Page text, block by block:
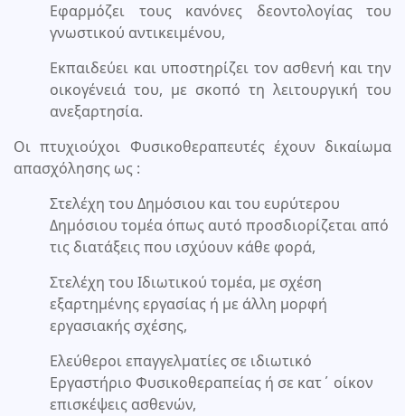
Εφαρμόζει τους κανόνες δεοντολογίας του
γνωστικού αντικειμένου,
Εκπαιδεύει και υποστηρίζει τον ασθενή και την
οικογένειά του, με σκοπό τη λειτουργική του
ανεξαρτησία.
Οι πτυχιούχοι Φυσικοθεραπευτές έχουν δικαίωμα
απασχόλησης ως :
Στελέχη του Δημόσιου και του ευρύτερου
Δημόσιου τομέα όπως αυτό προσδιορίζεται από
τις διατάξεις που ισχύουν κάθε φορά,
Στελέχη του Ιδιωτικού τομέα, με σχέση
εξαρτημένης εργασίας ή με άλλη μορφή
εργασιακής σχέσης,
Ελεύθεροι επαγγελματίες σε ιδιωτικό
Εργαστήριο Φυσικοθεραπείας ή σε κατ΄ οίκον
επισκέψεις ασθενών,